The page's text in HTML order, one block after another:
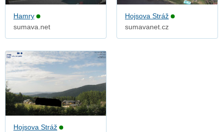
Hamry
sumava.net
Hojsova Stráž
sumavanet.cz
Hojsova Stráž